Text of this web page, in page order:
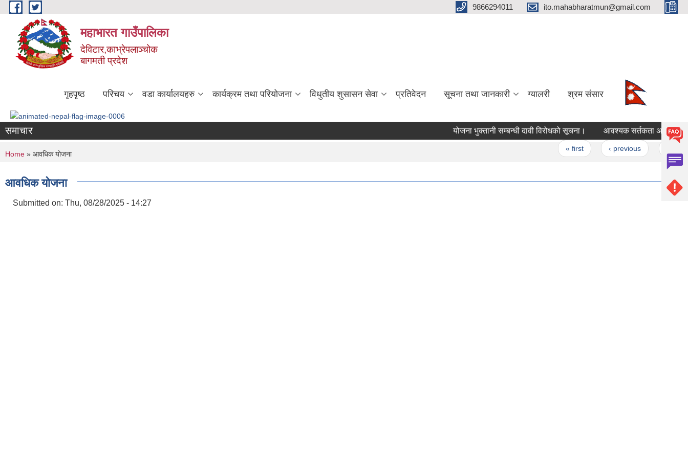
Skip to main content 9866294011 ito.mahabharatmun@gmail.com
महाभारत गाउँपालिका
देविटार,काभ्रेपलाञ्चोक
बागमती प्रदेश
गृहपृष्ठ परिचय वडा कार्यालयहरु कार्यक्रम तथा परियोजना विधुतीय शुसासन सेवा प्रतिवेदन सूचना तथा जानकारी ग्यालरी श्रम संसार
समाचार योजना भुक्तानी सम्बन्धी दावी विरोधको सूचना। आवश्यक सर्तकता अपनाउने
« first ‹ previous
You are here
Home » आवधिक योजना
आवधिक योजना
Submitted on: Thu, 08/28/2025 - 14:27